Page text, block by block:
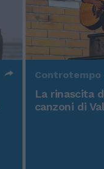
Controtempo
La rinascita
canzoni di